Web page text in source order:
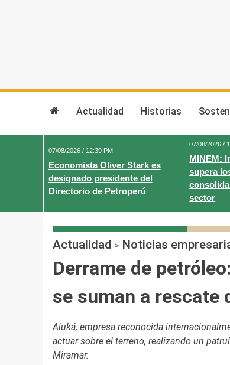
Actualidad Historias
07/08/2026 / 12:39 PM
Economista Oliver Stark es
designado presidente del
Directorio de Petroperú
07/08/2026 /
MINEM:
supera
sector
Actualidad > Noticias
Derrame de
se suman a rescate
Aiuká, empresa reconocida
actuar sobre el terreno, realizando un
Miramar.